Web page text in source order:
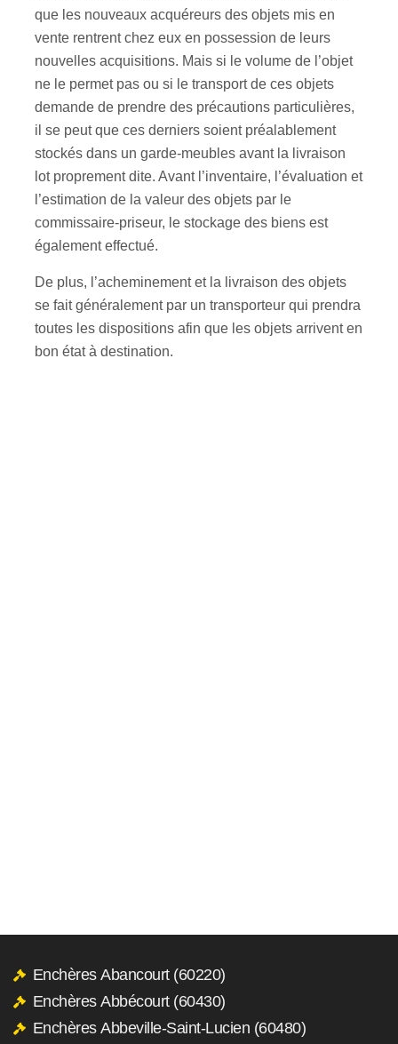
que les nouveaux acquéreurs des objets mis en
vente rentrent chez eux en possession de leurs
nouvelles acquisitions. Mais si le volume de l’objet
ne le permet pas ou si le transport de ces objets
demande de prendre des précautions particulières,
il se peut que ces derniers soient préalablement
stockés dans un garde-meubles avant la livraison
lot proprement dite. Avant l’inventaire, l’évaluation et
l’estimation de la valeur des objets par le
commissaire-priseur, le stockage des biens est
également effectué.
De plus, l’acheminement et la livraison des objets
se fait généralement par un transporteur qui prendra
toutes les dispositions afin que les objets arrivent en
bon état à destination.
Enchères Abancourt (60220)
Enchères Abbécourt (60430)
Enchères Abbeville-Saint-Lucien (60480)